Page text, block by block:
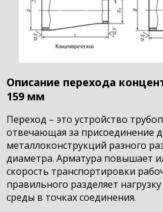
Описание перехода
159 мм
Переход – это устройство
отвечающая за присоединение
металлоконструкций разного
диаметра. Арматура повышает
скорость транспортировки
правильного разделяет
среды в точках соединения.